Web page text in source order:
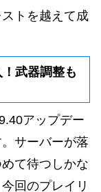
トを越えて成
武器調整も
アップデー
サーバーが落
て待つしかな
回のプレイリ